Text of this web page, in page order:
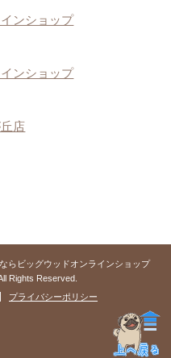
ンショップ
ンショップ
店
らビッグウッドオンラインショップ
Rights Reserved.
プライバシーポリシー